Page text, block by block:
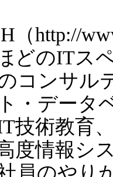
（http://
どのITス
コンサル
・データ
技術教育
度情報シ
員のやり